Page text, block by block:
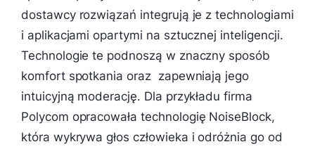
dostawcy rozwiązań integrują je z technologiami
i aplikacjami opartymi na sztucznej inteligencji.
Technologie te podnoszą w znaczny sposób
komfort spotkania oraz zapewniają jego
intuicyjną moderację. Dla przykładu firma
Polycom opracowała technologię NoiseBlock,
która wykrywa głos człowieka i odróżnia go od